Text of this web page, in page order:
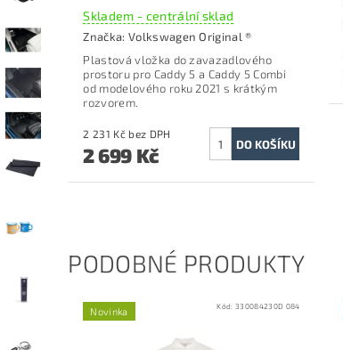
Skladem - centrální sklad
Značka: Volkswagen Original ®
Plastová vložka do zavazadlového
prostoru pro Caddy 5 a Caddy 5 Combi
od modelového roku 2021 s krátkým
rozvorem.
2 231 Kč bez DPH
2 699 Kč
PODOBNÉ PRODUKTY
Novinka Kód: 330084230D 084